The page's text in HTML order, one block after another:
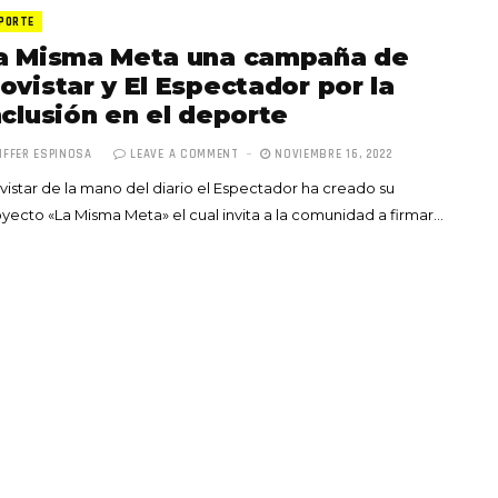
Misma Meta una campaña de
y El Espectador por la
en el deporte
ESPINOSA LEAVE A COMMENT NOVIEMBRE 16, 2022
de la mano del diario el Espectador ha creado su
«La Misma Meta» el cual invita a la comunidad a firmar…
Totó la Momposina: el
adiós a la gran